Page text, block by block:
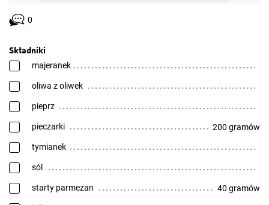
0
Składniki
majeranek
oliwa z oliwek
pieprz
pieczarki 200 gramów
tymianek
sól
starty parmezan 40 gramów